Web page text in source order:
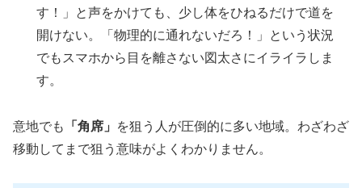
す！」と声をかけても、少し体をひねるだけで道を
開けない。「物理的に通れないだろ！」という状況
でもスマホから目を離さない図太さにイライラしま
す。
意地でも 「角席」
を狙う人が圧倒的に多い地域。わざわざ
移動してまで狙う意味がよくわかりません。